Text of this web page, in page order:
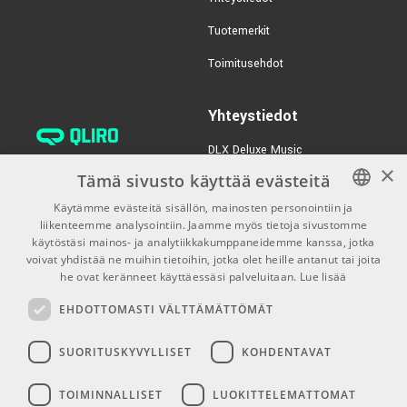
Audient EVO 16
Tuotemerkit
Toimitusehdot
Yhteystiedot
DLX Deluxe Music
verkkokaupan asiakaspalvelu:
tilaus@dlxmusic.fi
Puh: 0207 282240 (arkisin klo
13-17)
Puh: 0207 282250 (myymälä)
00580 Helsinki
Y-tunnus: 1983522-7
FINNISH
FINNISH
×
Tämä sivusto käyttää evästeitä
Käytämme evästeitä sisällön, mainosten personointiin ja
liikenteemme analysointiin. Jaamme myös tietoja sivustomme
käytöstäsi mainos- ja analytiikkakumppaneidemme kanssa, jotka
voivat yhdistää ne muihin tietoihin, jotka olet heille antanut tai joita
he ovat keränneet käyttäessäsi palveluitaan. Lue lisää
EHDOTTOMASTI VÄLTTÄMÄTTÖMÄT
SUORITUSKYVYLLISET KOHDENTAVAT
TOIMINNALLISET LUOKITTELEMATTOMAT